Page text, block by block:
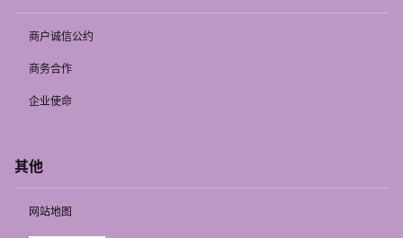
商户诚信公约
商务合作
企业使命
其他
网站地图